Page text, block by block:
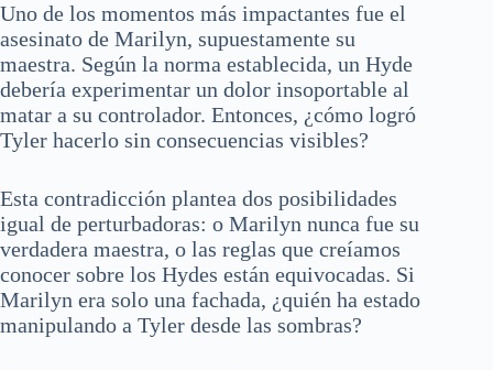
Uno de los momentos más impactantes fue el
asesinato de Marilyn, supuestamente su
maestra. Según la norma establecida, un Hyde
debería experimentar un dolor insoportable al
matar a su controlador. Entonces, ¿cómo logró
Tyler hacerlo sin consecuencias visibles?
Esta contradicción plantea dos posibilidades
igual de perturbadoras: o Marilyn nunca fue su
verdadera maestra, o las reglas que creíamos
conocer sobre los Hydes están equivocadas. Si
Marilyn era solo una fachada, ¿quién ha estado
manipulando a Tyler desde las sombras?